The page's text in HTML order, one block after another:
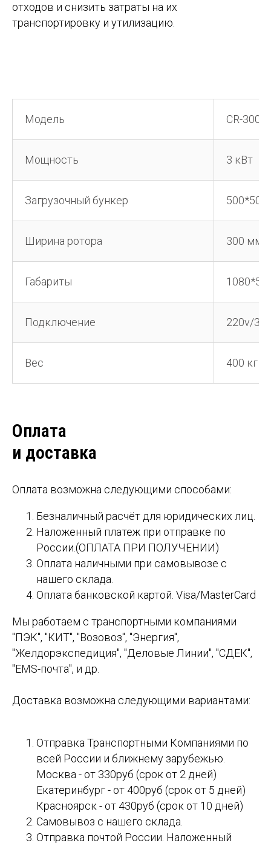
отходов и снизить затраты на их
транспортировку и утилизацию.
Модель CR-300M
Мощность 3 кВт
Загрузочный бункер
Ширина ротора 300 мм
Габариты
Подключение 220v/
Вес 400 кг
Оплата
и доставка
Оплата возможна следующими способами:
Безналичный расчёт для юридических лиц.
Наложенный платеж при отправке по
России.(ОПЛАТА ПРИ ПОЛУЧЕНИИ)
Оплата наличными при самовывозе с
нашего склада.
Оплата банковской картой. Visa/MasterCard
Мы работаем с транспортными компаниями
"ПЭК", "КИТ", "Возовоз", "Энергия",
"Желдорэкспедиция", "Деловые Линии", "СДЕК",
"EMS-почта", и др.
Доставка возможна следующими вариантами:
Отправка Транспортными Компаниями по
всей России и ближнему зарубежью.
Москва - от 330руб (срок от 2 дней)
Екатеринбург - от 400руб (срок от 5 дней)
Красноярск - от 430руб (срок от 10 дней)
Самовывоз с нашего склада.
Отправка почтой России. Наложенный